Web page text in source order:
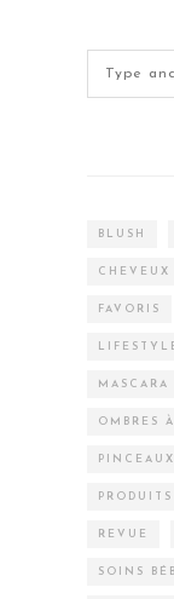
BLUSH
CHEVEUX
FAVORIS
MASCARA
OMBRES
PINCEAUX
REVUE
SOINS